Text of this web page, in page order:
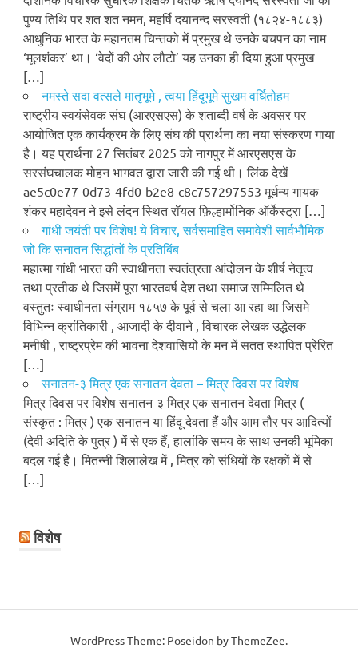
पुण्य तिथि पर शत शत नमन, महर्षि दयानन्द सरस्वती (१८२४-१८८३)
आधुनिक भारत के महानतम चिन्तको में प्रमुख थे उनके बचपन का नाम
‘मूलशंकर’ था। ‘वेदों की ओर लौटो’ यह उनका ही दिया हुआ प्रमुख
[…]
नमस्ते सदा वत्सले मातृभूमे , त्वया हिंदूभूमे सुखम वर्धितोहम
राष्ट्रीय स्वयंसेवक संघ (आरएसएस) के शताब्दी वर्ष के अवसर पर
आयोजित एक कार्यक्रम के लिए संघ की प्रार्थना का नया संस्करण गाया
है। यह प्रार्थना 27 सितंबर 2025 को नागपुर में आरएसएस के
सरसंघचालक मोहन भागवत द्वारा जारी की गई थी। लिंक देखें
ae5c0e77-0d73-4fd0-b2e8-c8c757297553 मूर्धन्य गायक
शंकर महादेवन ने इसे लंदन स्थित रॉयल फ़िल्हार्मोनिक ऑर्केस्ट्रा […]
गांधी जयंती पर विशेष! ये विचार, सर्वसमाहित समावेशी सार्वभौमिक
जो कि सनातन सिद्धांतों के प्रतिबिंब
महात्मा गांधी भारत की स्वाधीनता स्वतंत्रता आंदोलन के शीर्ष नेतृत्व
तथा प्रतीक थे जिसमें पूरा भारतवर्ष देश तथा समाज सम्मिलित थे
वस्तुतः स्वाधीनता संग्राम १८५७ के पूर्व से चला आ रहा था जिसमे
विभिन्न क्रांतिकारी , आजादी के दीवाने , विचारक लेखक उद्धेलक
मनीषी , राष्ट्रप्रेम की भावना देशवासियों के मन में सतत स्थापित प्रेरित
[…]
सनातन-३ मित्र एक सनातन देवता – मित्र दिवस पर विशेष
मित्र दिवस पर विशेष सनातन-३ मित्र एक सनातन देवता मित्र (
संस्कृत : मित्र ) एक सनातन या हिंदू देवता हैं और आम तौर पर आदित्यों
(देवी अदिति के पुत्र ) में से एक हैं, हालांकि समय के साथ उनकी भूमिका
बदल गई है। मितन्नी शिलालेख में , मित्र को संधियों के रक्षकों में से
[…]
विशेष
WordPress Theme: Poseidon by ThemeZee.